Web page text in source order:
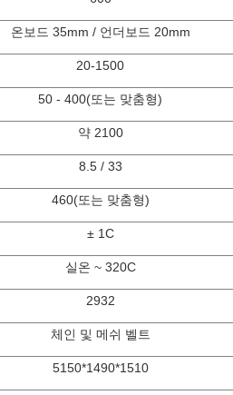
온보드 35mm / 언더보드 20mm
20-1500
50 - 400(또는 맞춤형)
약 2100
8.5 / 33
460(또는 맞춤형)
± 1C
실온 ~ 320C
2932
체인 및 메쉬 벨트
5150*1490*1510